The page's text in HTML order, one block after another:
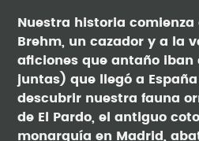
Nuestra historia comienza
Brehm, un cazador y a la
aficiones que antaño iban
juntas) que llegó a España
descubrir nuestra fauna
de El Pardo, el antiguo
monarquía en Madrid,